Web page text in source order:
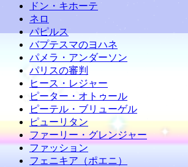
ドン・キホーテ
ネロ
パピルス
バプテスマのヨハネ
パメラ・アンダーソン
パリスの審判
ヒース・レジャー
ピーター・オトゥール
ピーテル・ブリューゲル
ピューリタン
ファーリー・グレンジャー
ファッション
フェニキア（ポエニ）